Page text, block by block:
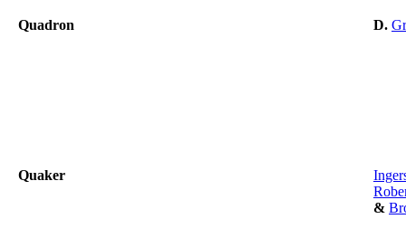
Quadron D.
Quaker
&